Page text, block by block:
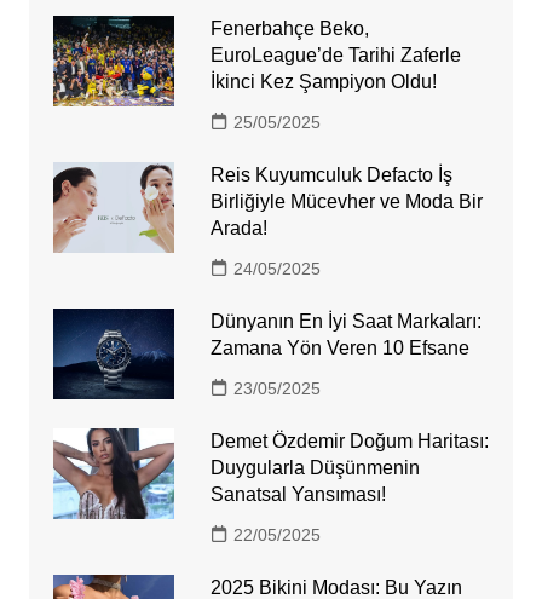
Fenerbahçe Beko,
EuroLeague’de Tarihi Zaferle
İkinci Kez Şampiyon Oldu!
25/05/2025
Reis Kuyumculuk Defacto İş
Birliğiyle Mücevher ve Moda Bir
Arada!
24/05/2025
Dünyanın En İyi Saat Markaları:
Zamana Yön Veren 10 Efsane
23/05/2025
Demet Özdemir Doğum Haritası:
Duygularla Düşünmenin
Sanatsal Yansıması!
22/05/2025
2025 Bikini Modası: Bu Yazın